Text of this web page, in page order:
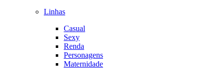
Linhas
Casual
Sexy
Renda
Personagens
Maternidade